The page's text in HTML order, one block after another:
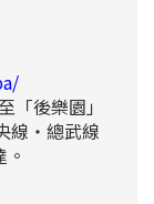
「後樂園」
線・總武線